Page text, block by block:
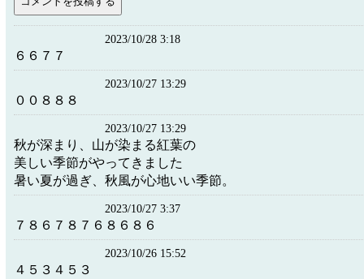
2023/10/28 3:18
６６７７
2023/10/27 13:29
００８８８
2023/10/27 13:29
秋が深まり、山が染まる紅葉の
美しい季節がやってきました
暑い夏が過ぎ、秋風が心地いい季節。
2023/10/27 3:37
７８６７８７６８６８６
2023/10/26 15:52
４５３４５３